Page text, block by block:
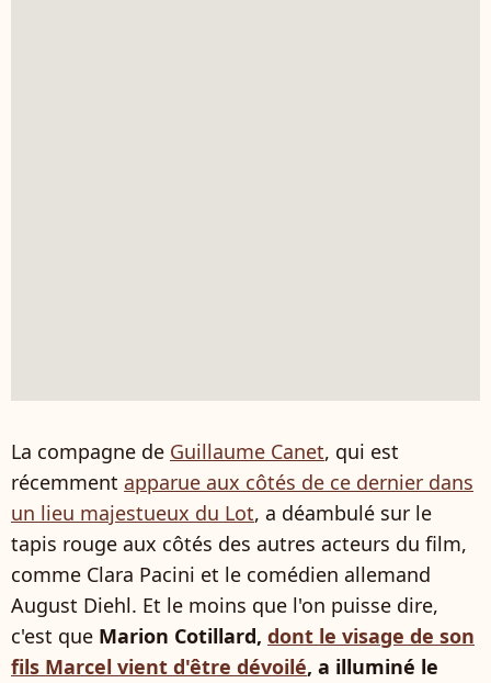
La compagne de Guillaume Canet, qui est
récemment apparue aux côtés de ce dernier dans
un lieu majestueux du Lot, a déambulé sur le
tapis rouge aux côtés des autres acteurs du film,
comme Clara Pacini et le comédien allemand
August Diehl. Et le moins que l'on puisse dire,
c'est que Marion Cotillard, dont le visage de son
fils Marcel vient d'être dévoilé, a illuminé le